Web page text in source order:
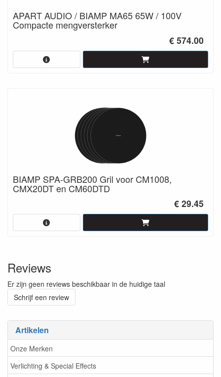
Artikelen
Onze Merken
Verlichting & Special Effects
APART AUDIO / BIAMP MA65 65W / 100V
Compacte mengversterker
€ 574.00
BIAMP SPA-GRB200 Gril voor CM1008,
CMX20DT en CM60DTD
€ 29.45
Reviews
Er zijn geen reviews beschikbaar in de huidige taal
Schrijf een review